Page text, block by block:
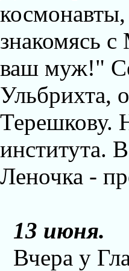
знакомясь
ваш муж!"
Ульбрихта,
Терешкову.
института.
Леночка -
13 июня.
Вчера у